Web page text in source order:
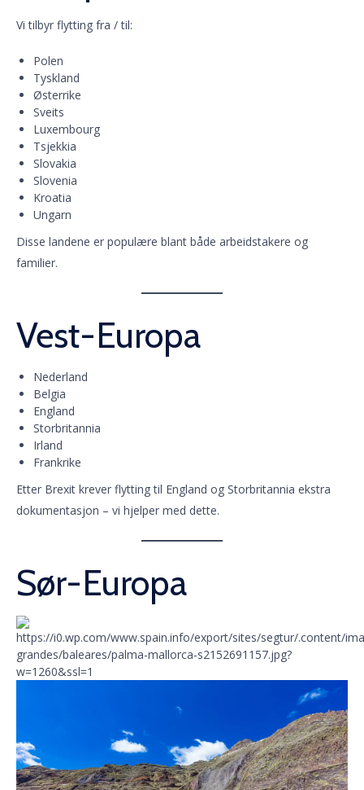
Vi tilbyr flytting fra / til:
Polen
Tyskland
Østerrike
Sveits
Luxembourg
Tsjekkia
Slovakia
Slovenia
Kroatia
Ungarn
Disse landene er populære blant både arbeidstakere og
familier.
Vest-Europa
Nederland
Belgia
England
Storbritannia
Irland
Frankrike
Etter Brexit krever flytting til England og Storbritannia ekstra
dokumentasjon – vi hjelper med dette.
Sør-Europa